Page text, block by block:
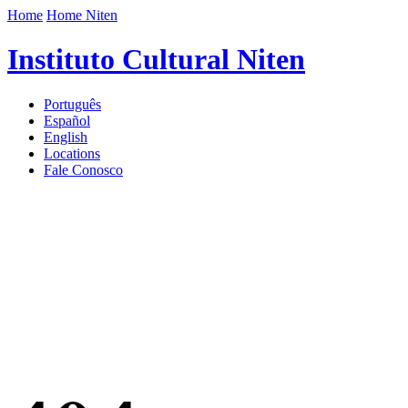
Home Home Niten
Instituto Cultural Niten
Português
Español
English
Locations
Fale Conosco